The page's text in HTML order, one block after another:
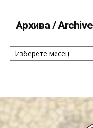
Архива / Archive
Архива